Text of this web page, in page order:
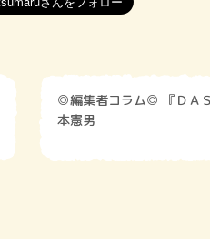
◎編集者コラム◎ 『ＤＡＳＰＡ 吉良大介』榎
本憲男